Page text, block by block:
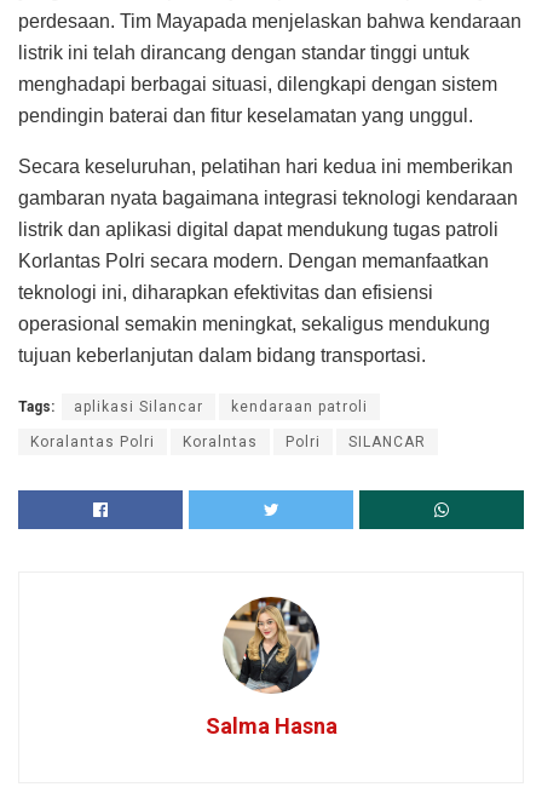
perdesaan. Tim Mayapada menjelaskan bahwa kendaraan
listrik ini telah dirancang dengan standar tinggi untuk
menghadapi berbagai situasi, dilengkapi dengan sistem
pendingin baterai dan fitur keselamatan yang unggul.
Secara keseluruhan, pelatihan hari kedua ini memberikan
gambaran nyata bagaimana integrasi teknologi kendaraan
listrik dan aplikasi digital dapat mendukung tugas patroli
Korlantas Polri secara modern. Dengan memanfaatkan
teknologi ini, diharapkan efektivitas dan efisiensi
operasional semakin meningkat, sekaligus mendukung
tujuan keberlanjutan dalam bidang transportasi.
Tags: aplikasi Silancar kendaraan patroli
Koralantas Polri Koralntas Polri SILANCAR
Salma Hasna